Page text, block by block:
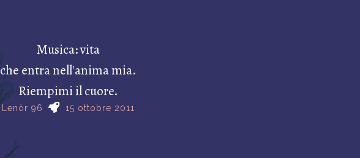
Musica: vita
che entra nell'anima mia.
Riempimi il cuore.
Lenòr 96 15 ottobre 2011